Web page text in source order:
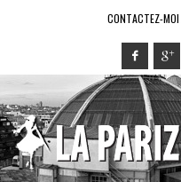
CONTACTEZ-MOI